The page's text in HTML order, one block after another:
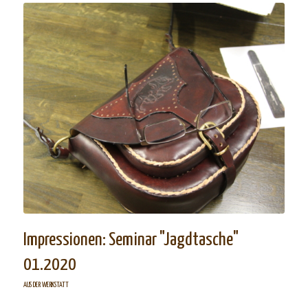
Impressionen: Seminar "Jagdtasche"
01.2020
AUS DER WERKSTATT